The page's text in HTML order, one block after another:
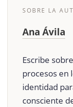
SOBRE LA
Ana Ávila
Escribe
procesos en
identidad
consciente